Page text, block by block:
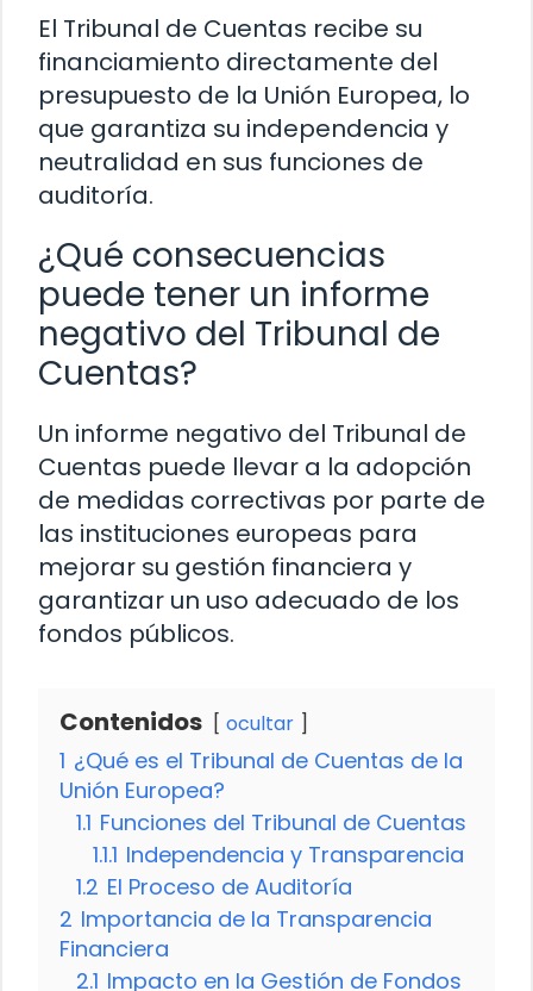
El Tribunal de Cuentas recibe su
financiamiento directamente del
presupuesto de la Unión Europea, lo
que garantiza su independencia y
neutralidad en sus funciones de
auditoría.
¿Qué consecuencias
puede tener un informe
negativo del Tribunal de
Cuentas?
Un informe negativo del Tribunal de
Cuentas puede llevar a la adopción
de medidas correctivas por parte de
las instituciones europeas para
mejorar su gestión financiera y
garantizar un uso adecuado de los
fondos públicos.
Contenidos ocultar
1 ¿Qué es el Tribunal de Cuentas de la
Unión Europea?
1.1 Funciones del Tribunal de Cuentas
1.1.1 Independencia y Transparencia
1.2 El Proceso de Auditoría
2 Importancia de la Transparencia
Financiera
2.1 Impacto en la Gestión de Fondos